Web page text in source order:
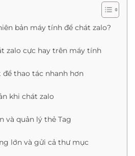
bản máy tính để chát zalo?
zalo cực hay trên máy tính
để thao tác nhanh hơn
khi chát zalo
và quản lý thẻ Tag
lớn và gửi cả thư mục